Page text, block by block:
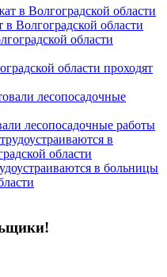
Волгоградской области
области проходят
лесопосадочные работы
в больницы